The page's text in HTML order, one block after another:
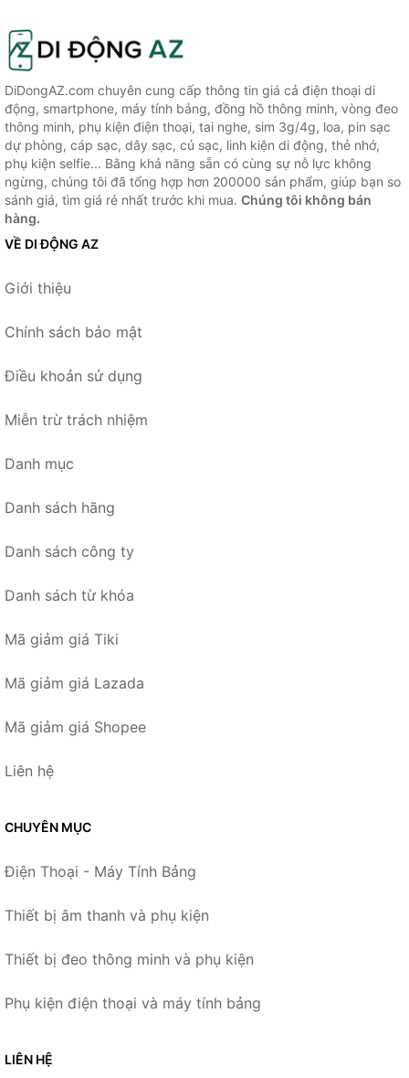
DiDongAZ.com chuyên cung cấp thông tin giá cả điện thoại di
động, smartphone, máy tính bảng, đồng hồ thông minh, vòng đeo
thông minh, phụ kiện điện thoại, tai nghe, sim 3g/4g, loa, pin sạc
dự phòng, cáp sạc, dây sạc, củ sạc, linh kiện di động, thẻ nhớ,
phụ kiện selfie... Bằng khả năng sẵn có cùng sự nỗ lực không
ngừng, chúng tôi đã tổng hợp hơn 200000 sản phẩm, giúp bạn so
sánh giá, tìm giá rẻ nhất trước khi mua. Chúng tôi không bán
hàng.
VỀ DI ĐỘNG AZ
Giới thiệu
Chính sách bảo mật
Điều khoản sử dụng
Miễn trừ trách nhiệm
Danh mục
Danh sách hãng
Danh sách công ty
Danh sách từ khóa
Mã giảm giá Tiki
Mã giảm giá Lazada
Mã giảm giá Shopee
Liên hệ
CHUYÊN MỤC
Điện Thoại - Máy Tính Bảng
Thiết bị âm thanh và phụ kiện
Thiết bị đeo thông minh và phụ kiện
Phụ kiện điện thoại và máy tính bảng
LIÊN HỆ